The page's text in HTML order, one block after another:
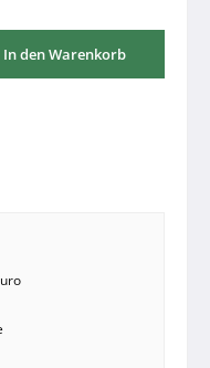
In den Warenkorb